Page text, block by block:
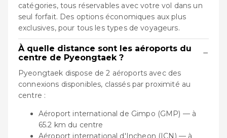
catégories, tous réservables avec votre vol dans un
seul forfait. Des options économiques aux plus
exclusives, pour tous les types de voyageurs.
À quelle distance sont les aéroports du
centre de Pyeongtaek ?
−
Pyeongtaek dispose de 2 aéroports avec des
connexions disponibles, classés par proximité au
centre :
Aéroport international de Gimpo (GMP) — à
65.2 km du centre
Aéroport international d'Incheon (ICN) — à